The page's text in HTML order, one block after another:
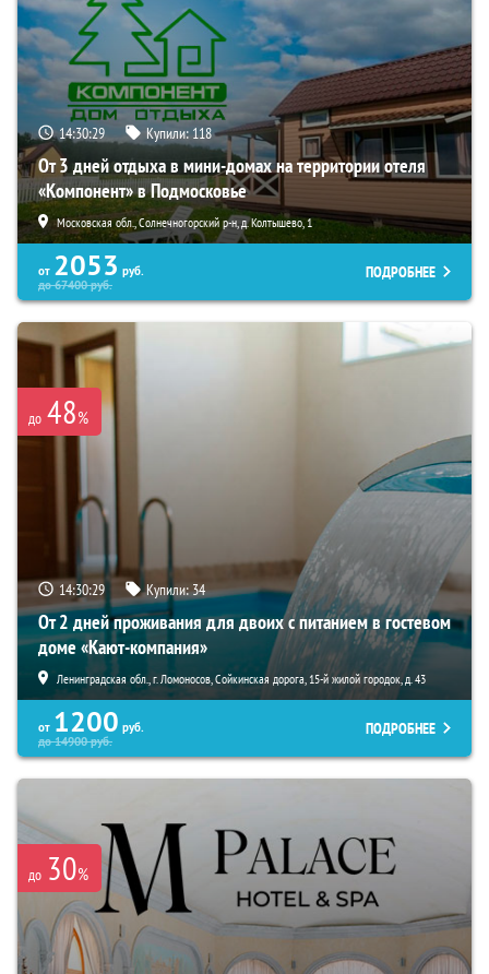
14:30:28 Купили: 118
От 3 дней отдыха в мини-домах на территории отеля
«Компонент» в Подмосковье
Московская обл., Солнечногорский р-н, д. Колтышево, 1
от 2053 руб.
до67400руб.
ПОДРОБНЕЕ
до 48%
14:30:28 Купили:34
От 2 дней проживания для двоих с питанием в гостевом
доме «Кают-компания»
Ленинградская обл., г. Ломоносов, Сойкинская дорога, 15-й жилой городок, д. 43
от 1200 руб.
до14900руб.
ПОДРОБНЕЕ
до 30%